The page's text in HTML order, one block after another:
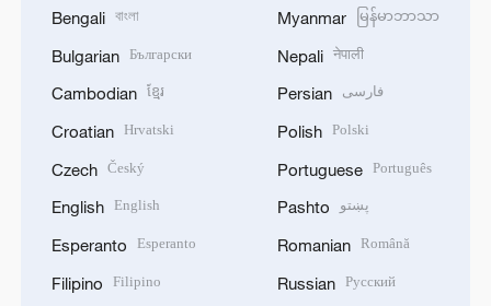
Bengali বাংলা
Bulgarian Български
Cambodian ខ្មែរ
Croatian Hrvatski
Czech Český
English English
Esperanto Esperanto
Filipino Filipino
Myanmar မြန်မာဘာသာ
Nepali नेपाली
Persian فارسی
Polish Polski
Portuguese Português
Pashto پښتو
Romanian Română
Russian Русский